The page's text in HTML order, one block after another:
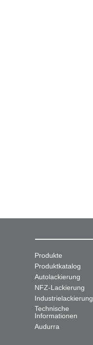
Produkte
Produktkatalog
Autolackierung
NFZ-Lackierung
Industrielackierung
Technische
Informationen
Audurra